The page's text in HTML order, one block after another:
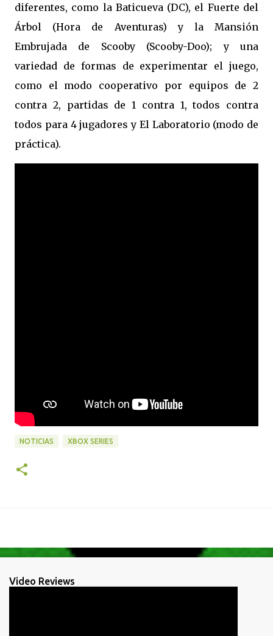
diferentes, como la Baticueva (DC), el Fuerte del
Árbol (Hora de Aventuras) y la Mansión
Embrujada de Scooby (Scooby-Doo); y una
variedad de formas de experimentar el juego,
como el modo cooperativo por equipos de 2
contra 2, partidas de 1 contra 1, todos contra
todos para 4 jugadores y El Laboratorio (modo de
práctica).
NOTICIAS XBOX SERIES
Video Reviews